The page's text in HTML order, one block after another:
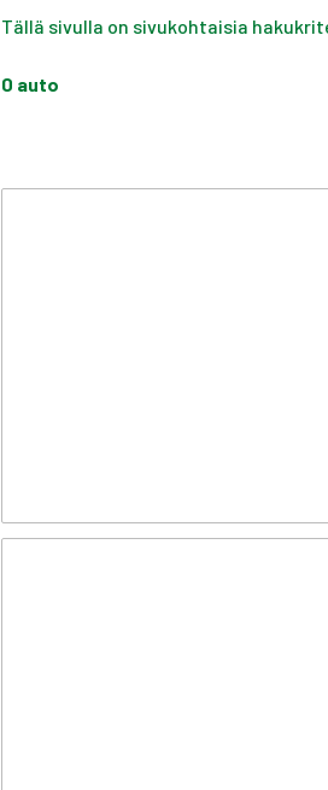
Tällä sivulla on sivukohtaisia
0 auto